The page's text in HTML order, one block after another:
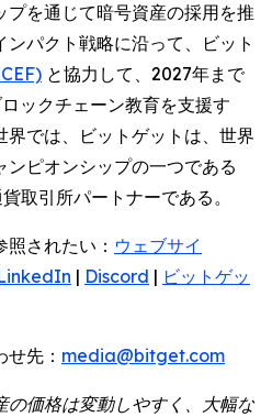
プを通じて暗号資産の採用を推
パクト戦略に沿って、ビット
と協力して、2027年まで
ックチェーン教育を支援す
界では、ビットゲットは、世界
ピオンシップの一つである
取引所パートナーである。
されたい： ウェブサイ
| Discord | ビットゲッ
先： media@bitget.com
の価格は変動しやすく、大幅な